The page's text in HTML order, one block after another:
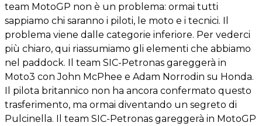
team MotoGP non è un problema: ormai tutti
sappiamo chi saranno i piloti, le moto e i tecnici. Il
problema viene dalle categorie inferiore. Per vederci
più chiaro, qui riassumiamo gli elementi che abbiamo
nel paddock. Il team SIC-Petronas gareggerà in
Moto3 con John McPhee e Adam Norrodin su Honda.
Il pilota britannico non ha ancora confermato questo
trasferimento, ma ormai diventando un segreto di
Pulcinella. Il team SIC-Petronas gareggerà in MotoGP